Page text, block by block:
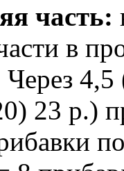
часть:
в
23 р.)